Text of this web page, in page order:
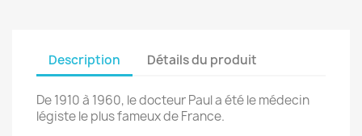
Description Détails du produit
De 1910 à 1960, le docteur Paul a été le médecin
légiste le plus fameux de France.